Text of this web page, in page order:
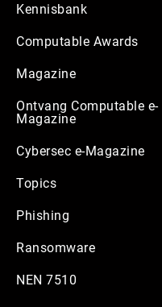
Kennisbank
Computable Awards
Magazine
Ontvang Computable e-
Magazine
Cybersec e-Magazine
Topics
Phishing
Ransomware
NEN 7510